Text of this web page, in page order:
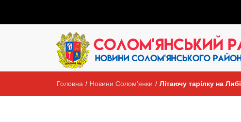
Головна / Новини Солом'янки / Літаючу тарілку на